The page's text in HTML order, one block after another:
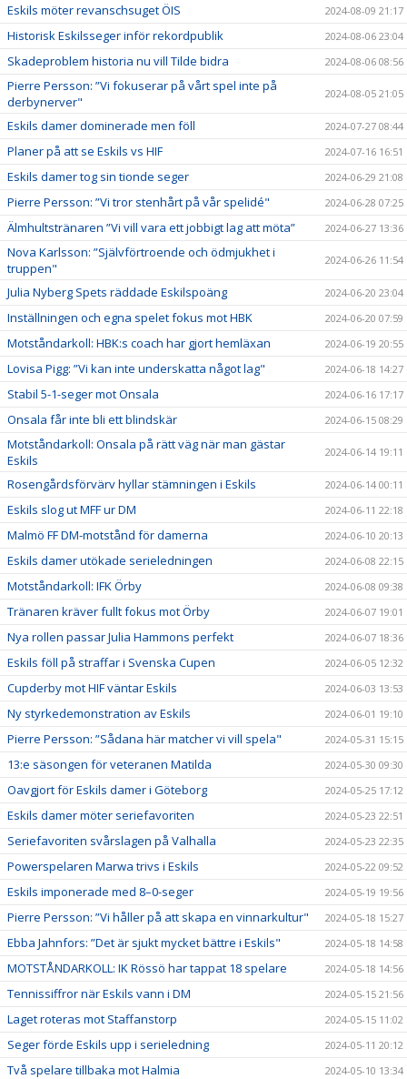
Eskils möter revanschsuget ÖIS 2024-08-09 21:17
Historisk Eskilsseger inför rekordpublik 2024-08-06 23:04
Skadeproblem historia nu vill Tilde bidra 2024-08-06 08:56
Pierre Persson: ”Vi fokuserar på vårt spel inte på
derbynerver"
2024-08-05 21:05
Eskils damer dominerade men föll 2024-07-27 08:44
Planer på att se Eskils vs HIF 2024-07-16 16:51
Eskils damer tog sin tionde seger 2024-06-29 21:08
Pierre Persson: ”Vi tror stenhårt på vår spelidé" 2024-06-28 07:25
Älmhultstränaren ”Vi vill vara ett jobbigt lag att möta” 2024-06-27 13:36
Nova Karlsson: ”Självförtroende och ödmjukhet i
truppen"
2024-06-26 11:54
Julia Nyberg Spets räddade Eskilspoäng 2024-06-20 23:04
Inställningen och egna spelet fokus mot HBK 2024-06-20 07:59
Motståndarkoll: HBK:s coach har gjort hemläxan 2024-06-19 20:55
Lovisa Pigg: ”Vi kan inte underskatta något lag" 2024-06-18 14:27
Stabil 5-1-seger mot Onsala 2024-06-16 17:17
Onsala får inte bli ett blindskär 2024-06-15 08:29
Motståndarkoll: Onsala på rätt väg när man gästar
Eskils
2024-06-14 19:11
Rosengårdsförvärv hyllar stämningen i Eskils 2024-06-14 00:11
Eskils slog ut MFF ur DM 2024-06-11 22:18
Malmö FF DM-motstånd för damerna 2024-06-10 20:13
Eskils damer utökade serieledningen 2024-06-08 22:15
Motståndarkoll: IFK Örby 2024-06-08 09:38
Tränaren kräver fullt fokus mot Örby 2024-06-07 19:01
Nya rollen passar Julia Hammons perfekt 2024-06-07 18:36
Eskils föll på straffar i Svenska Cupen 2024-06-05 12:32
Cupderby mot HIF väntar Eskils 2024-06-03 13:53
Ny styrkedemonstration av Eskils 2024-06-01 19:10
Pierre Persson: ”Sådana här matcher vi vill spela" 2024-05-31 15:15
13:e säsongen för veteranen Matilda 2024-05-30 09:30
Oavgjort för Eskils damer i Göteborg 2024-05-25 17:12
Eskils damer möter seriefavoriten 2024-05-23 22:51
Seriefavoriten svårslagen på Valhalla 2024-05-23 22:35
Powerspelaren Marwa trivs i Eskils 2024-05-22 09:52
Eskils imponerade med 8–0-seger 2024-05-19 19:56
Pierre Persson: ”Vi håller på att skapa en vinnarkultur" 2024-05-18 15:27
Ebba Jahnfors: ”Det är sjukt mycket bättre i Eskils" 2024-05-18 14:58
MOTSTÅNDARKOLL: IK Rössö har tappat 18 spelare 2024-05-18 14:56
Tennissiffror när Eskils vann i DM 2024-05-15 21:56
Laget roteras mot Staffanstorp 2024-05-15 11:02
Seger förde Eskils upp i serieledning 2024-05-11 20:12
Två spelare tillbaka mot Halmia 2024-05-10 13:34